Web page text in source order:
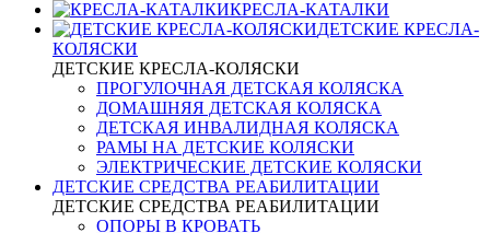
КРЕСЛА-КАТАЛКИ
ДЕТСКИЕ КРЕСЛА-
КОЛЯСКИ
ДЕТСКИЕ КРЕСЛА-КОЛЯСКИ
ПРОГУЛОЧНАЯ ДЕТСКАЯ КОЛЯСКА
ДОМАШНЯЯ ДЕТСКАЯ КОЛЯСКА
ДЕТСКАЯ ИНВАЛИДНАЯ КОЛЯСКА
РАМЫ НА ДЕТСКИЕ КОЛЯСКИ
ЭЛЕКТРИЧЕСКИЕ ДЕТСКИЕ КОЛЯСКИ
ДЕТСКИЕ СРЕДСТВА РЕАБИЛИТАЦИИ
ДЕТСКИЕ СРЕДСТВА РЕАБИЛИТАЦИИ
ОПОРЫ В КРОВАТЬ